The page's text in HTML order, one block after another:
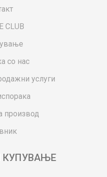
CLUB
со нас
услуги
производ